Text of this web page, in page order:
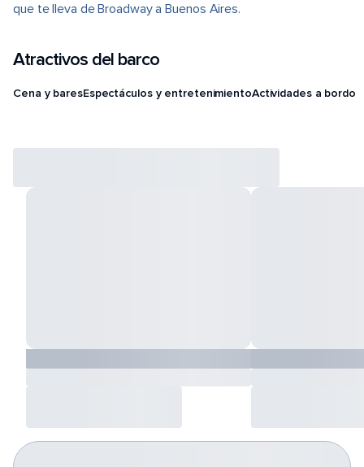
que te lleva de Broadway a Buenos Aires.
Atractivos del barco
Cena y baresEspectáculos y entretenimientoActividades a bordo